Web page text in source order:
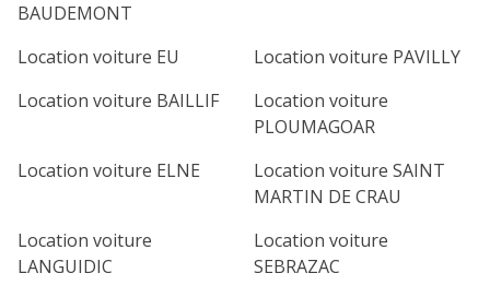
BAUDEMONT
Location voiture EU
Location voiture PAVILLY
Location voiture BAILLIF
Location voiture
PLOUMAGOAR
Location voiture ELNE
Location voiture SAINT
MARTIN DE CRAU
Location voiture
LANGUIDIC
Location voiture
SEBRAZAC